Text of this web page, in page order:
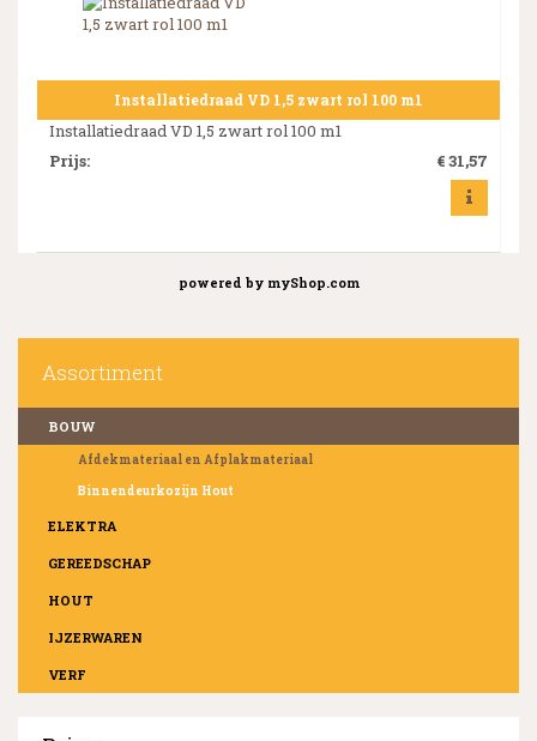
Installatiedraad VD 1,5 zwart rol 100 m1
Installatiedraad VD 1,5 zwart rol 100 m1
Prijs: € 31,57
powered by myShop.com
Assortiment
BOUW
Afdekmateriaal en Afplakmateriaal
Binnendeurkozijn Hout
ELEKTRA
GEREEDSCHAP
HOUT
IJZERWAREN
VERF